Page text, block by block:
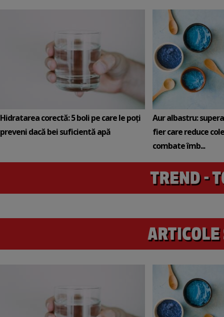
Hidratarea corectă: 5 boli pe care le poți
preveni dacă bei suficientă apă
Aur albastru:
fier care reduce
combate îmb...